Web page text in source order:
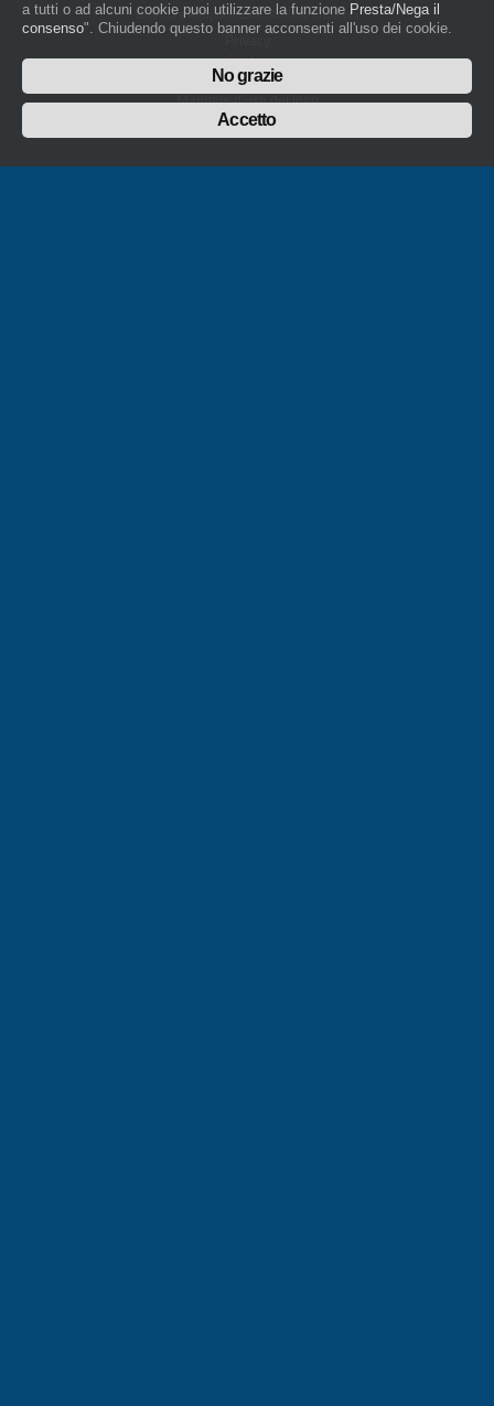
Direttore Responsabile: Amleto Impaloni
Privacy
Cookie
Whistleblowing
Manuale d'uso del logo
Policy sulla Parità di genere
a tutti o ad alcuni cookie puoi utilizzare la funzione Presta/Nega il
consenso". Chiudendo questo banner acconsenti all'uso dei cookie.
No grazie
Accetto